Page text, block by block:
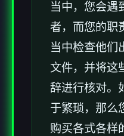
当中，您会遇
者，而您的职
当中检查他们
文件，并将这
辞进行核对。
于繁琐，那么
购买各式各样